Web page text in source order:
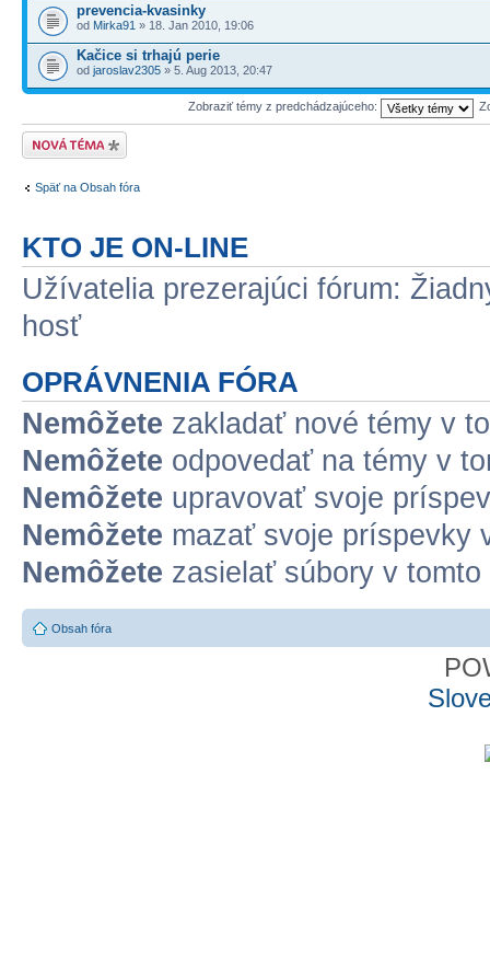
prevencia-kvasinky
od Mirka91 » 18. Jan 2010, 19:06
Kačice si trhajú perie
od jaroslav2305 » 5. Aug 2013, 20:47
Zobraziť témy z predchádzajúceho:
Odoslať novú tému
Späť na Obsah fóra
KTO JE ON-LINE
Užívatelia prezerajúci fórum:
hosť
OPRÁVNENIA FÓRA
Nemôžete zakladať nové témy v
Nemôžete odpovedať na témy v
Nemôžete upravovať svoje
Nemôžete mazať svoje príspevky
Nemôžete zasielať súbory v tomto
Obsah fóra